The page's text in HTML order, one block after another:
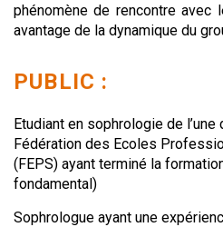
phénomène de rencontre avec
avantage de la dynamique du
PUBLIC :
Etudiant en sophrologie de
Fédération des Ecoles
(FEPS) ayant terminé la
fondamental)
Sophrologue ayant une